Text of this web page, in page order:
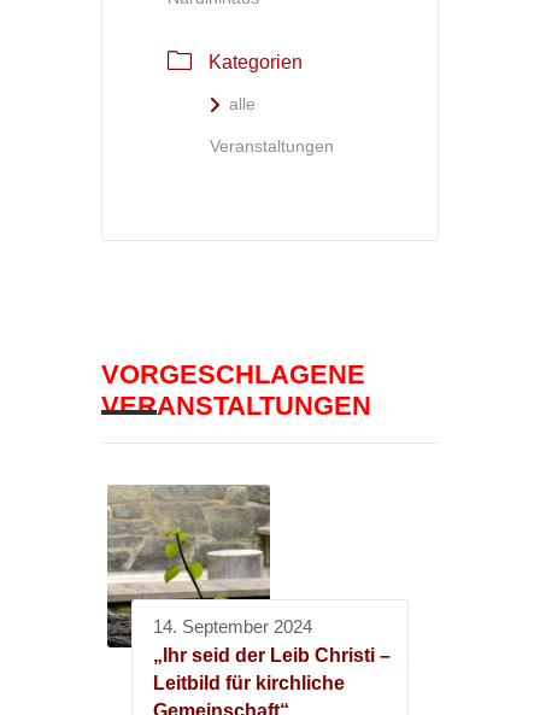
Kategorien
alle
Veranstaltungen
VORGESCHLAGENE
VERANSTALTUNGEN
14. September 2024
„Ihr seid der Leib Christi –
Leitbild für kirchliche